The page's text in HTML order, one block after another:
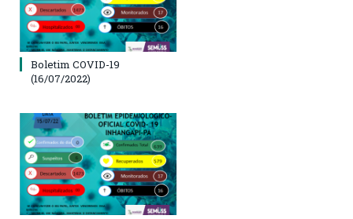
Boletim COVID-19
(16/07/2022)